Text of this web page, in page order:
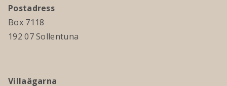
Postadress
Box 7118
192 07 Sollentuna
Villaägarna